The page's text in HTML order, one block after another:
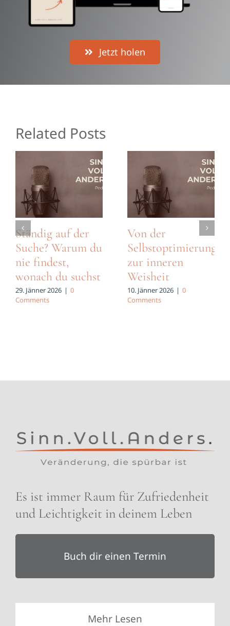
Jetzt holen
Related Posts
Ständig auf der
Suche? Warum du
nie findest,
wonach du suchst
29. Jänner 2026 | 0
Comments
Von der
Selbstoptimierung
zur inneren
Weisheit
10. Jänner 2026 | 0
Comments
Es ist immer Raum für Zufriedenheit
und Leichtigkeit in deinem Leben
Buch dir einen Termin
Mehr Lesen